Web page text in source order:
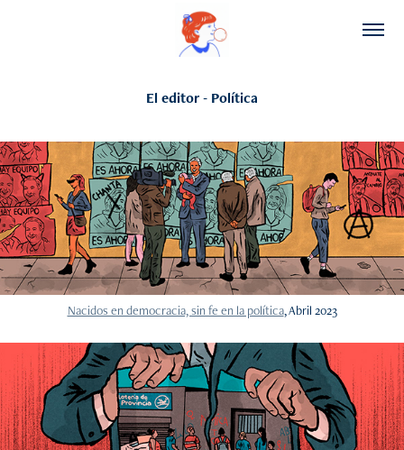
El editor - Política
Nacidos en democracia, sin fe en la política, Abril 2023